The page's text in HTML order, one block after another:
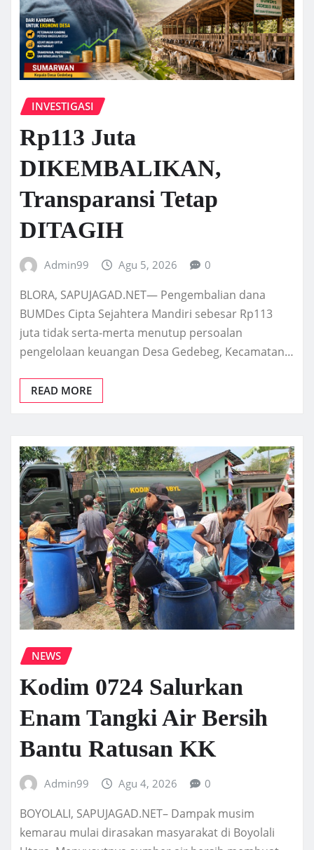
INVESTIGASI
Rp113 Juta
DIKEMBALIKAN,
Transparansi Tetap
DITAGIH
Admin99 Agu 5, 2026 0
BLORA, SAPUJAGAD.NET— Pengembalian dana
BUMDes Cipta Sejahtera Mandiri sebesar Rp113
juta tidak serta-merta menutup persoalan
pengelolaan keuangan Desa Gedebeg, Kecamatan…
READ MORE
NEWS
Kodim 0724 Salurkan
Enam Tangki Air Bersih
Bantu Ratusan KK
Admin99 Agu 4, 2026 0
BOYOLALI, SAPUJAGAD.NET– Dampak musim
kemarau mulai dirasakan masyarakat di Boyolali